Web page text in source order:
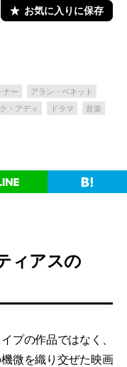
お気に入りに保存
ナー
アラン・ベネット
・アディ ドラマ
音楽
ィアスの
プの作品ではなく、
微を織り交ぜた映画